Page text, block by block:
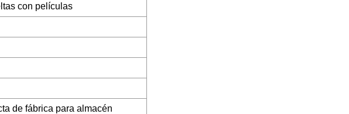
con películas
de fábrica para almacén